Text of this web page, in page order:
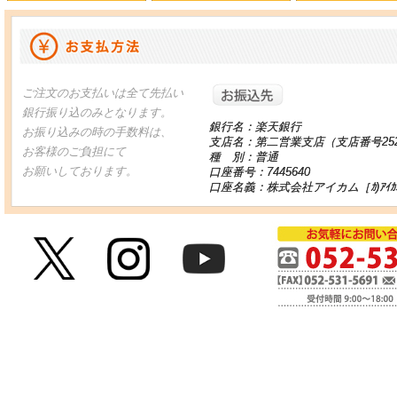
ご注文のお支払いは全て先払い
銀行振り込のみとなります。
お振り込みの時の手数料は、
お客様のご負担にて
お願いしております。
銀行名：楽天銀行
支店名：第二営業支店（支店番号
種 別：普通
口座番号：7445640
口座名義：株式会社アイカム［ｶ)ｱｲｶ